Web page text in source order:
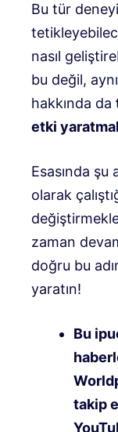
Bu tür
nasıl
bu değil,
hakkında da
etki
Esasında şu
olarak
zaman
doğru bu
yaratın!
Bu
takip